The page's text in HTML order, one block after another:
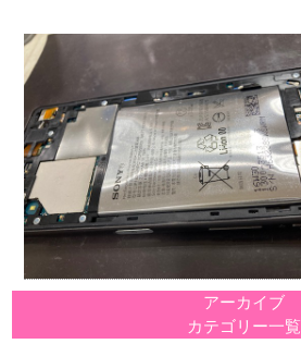
アーカイブ
カテゴリー一覧